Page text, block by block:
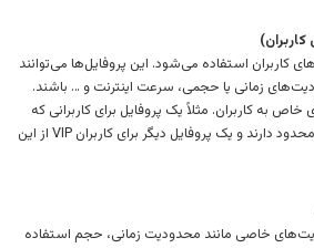
کاربران استفاده می‌شود. این پروفایل‌ها می‌توانند
زمانی یا حجمی، سرعت اینترنت و … باشند.
خاص به کاربران. مثلاً یک پروفایل برای کاربرانی که
دسترسی به اینترنت با سرعت محدود دارند و یک پروفایل دیگر برای کاربران VIP از این
خاصی مانند محدودیت زمانی، حجم استفاده